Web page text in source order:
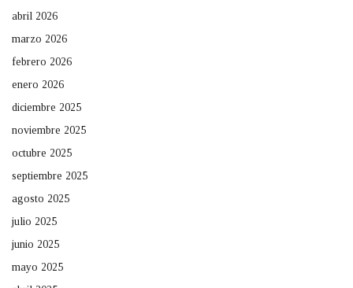
abril 2026
marzo 2026
febrero 2026
enero 2026
diciembre 2025
noviembre 2025
octubre 2025
septiembre 2025
agosto 2025
julio 2025
junio 2025
mayo 2025